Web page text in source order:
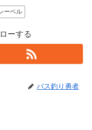
ーベル
ーする
バス釣り勇者